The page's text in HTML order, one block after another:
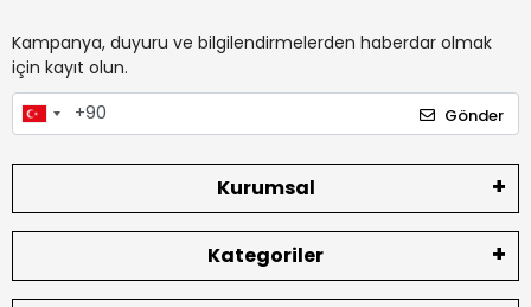
Kampanya, duyuru ve bilgilendirmelerden haberdar olmak
için kayıt olun.
Gönder
Kurumsal
Kategoriler